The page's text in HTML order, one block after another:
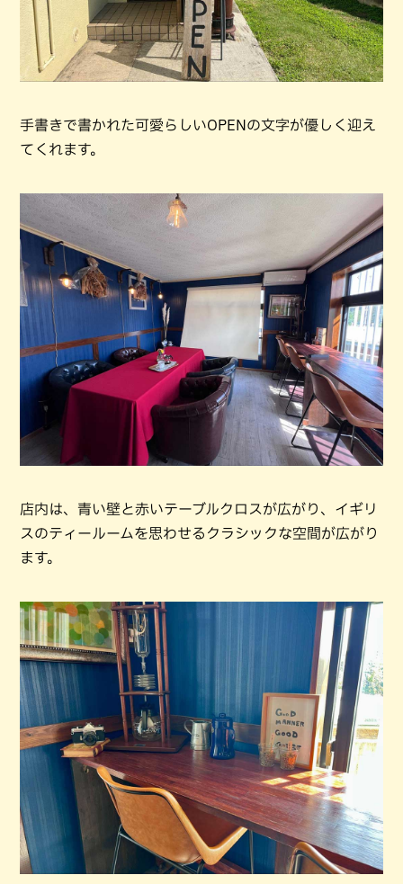
手書きで書かれた可愛らしいOPENの文字が優しく迎え
てくれます。
店内は、青い壁と赤いテーブルクロスが広がり、イギリ
スのティールームを思わせるクラシックな空間が広がり
ます。